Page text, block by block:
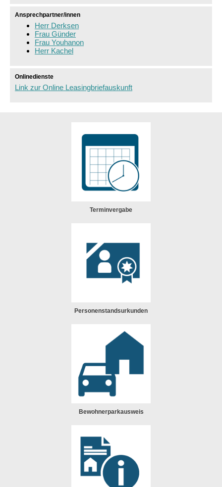
Ansprechpartner/innen
Herr Derksen
Frau Günder
Frau Youhanon
Herr Kachel
Sprung zur Icon Legende.
Onlinedienste
Link zur Online Leasingbriefauskunft
Terminvergabe
Personenstandsurkunden
Bewohnerparkausweis